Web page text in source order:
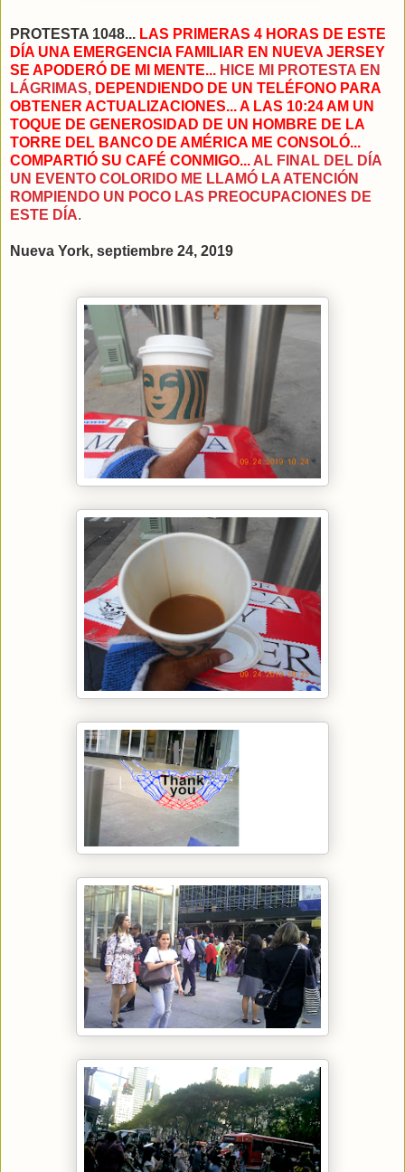
PROTESTA 1048... LAS PRIMERAS 4 HORAS DE ESTE
DÍA UNA EMERGENCIA FAMILIAR EN NUEVA JERSEY
SE APODERÓ DE MI MENTE... HICE MI PROTESTA EN
LÁGRIMAS, DEPENDIENDO DE UN TELÉFONO PARA
OBTENER ACTUALIZACIONES... A LAS 10:24 AM UN
TOQUE DE GENEROSIDAD DE UN HOMBRE DE LA
TORRE DEL BANCO DE AMÉRICA ME CONSOLÓ...
COMPARTIÓ SU CAFÉ CONMIGO... AL FINAL DEL DÍA
UN EVENTO COLORIDO ME LLAMÓ LA ATENCIÓN
ROMPIENDO UN POCO LAS PREOCUPACIONES DE
ESTE DÍA.
Nueva York, septiembre 24, 2019